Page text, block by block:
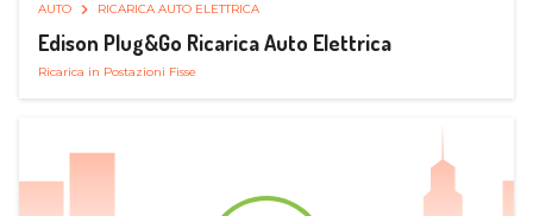
AUTO RICARICA AUTO ELETTRICA
Edison Plug&Go Ricarica Auto Elettrica
Ricarica in Postazioni Fisse